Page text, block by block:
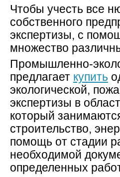
Чтобы учесть все
собственного
экспертизы, с
множество
Промышленно-
предлагает купить
экологической,
экспертизы в
который
строительство,
помощь от стадии
необходимой
определенных